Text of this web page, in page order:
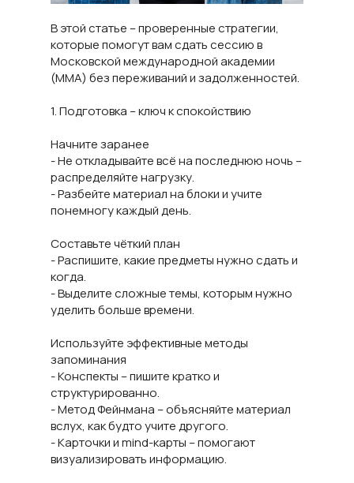
В этой статье – проверенные стратегии,
которые помогут вам сдать сессию в
Московской международной академии
(ММА) без переживаний и задолженностей.
1. Подготовка – ключ к спокойствию
Начните заранее
- Не откладывайте всё на последнюю ночь –
распределяйте нагрузку.
- Разбейте материал на блоки и учите
понемногу каждый день.
Составьте чёткий план
- Распишите, какие предметы нужно сдать и
когда.
- Выделите сложные темы, которым нужно
уделить больше времени.
Используйте эффективные методы
запоминания
- Конспекты – пишите кратко и
структурированно.
- Метод Фейнмана – объясняйте материал
вслух, как будто учите другого.
- Карточки и mind-карты – помогают
визуализировать информацию.